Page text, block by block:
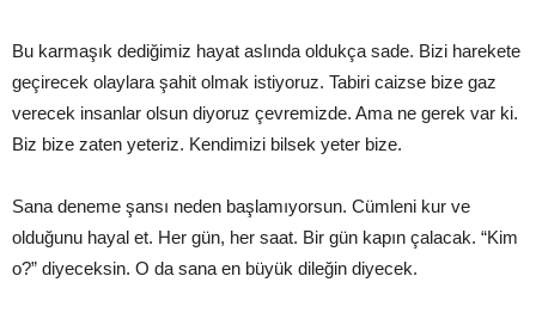
Bu karmaşık dediğimiz hayat aslında oldukça sade. Bizi harekete
geçirecek olaylara şahit olmak istiyoruz. Tabiri caizse bize gaz
verecek insanlar olsun diyoruz çevremizde. Ama ne gerek var ki.
Biz bize zaten yeteriz. Kendimizi bilsek yeter bize.
Sana deneme şansı neden başlamıyorsun. Cümleni kur ve
olduğunu hayal et. Her gün, her saat. Bir gün kapın çalacak. “Kim
o?” diyeceksin. O da sana en büyük dileğin diyecek.